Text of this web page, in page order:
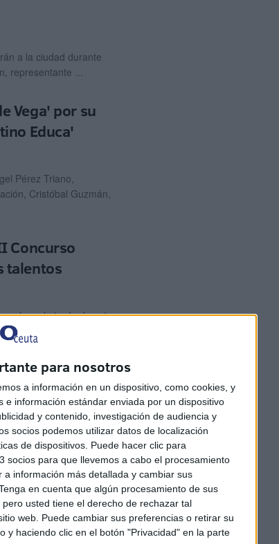
para nosotros
a información en un dispositivo, como cookies, y
información estándar enviada por un dispositivo
y contenido, investigación de audiencia y
socios podemos utilizar datos de localización
de dispositivos. Puede hacer clic para
socios para que llevemos a cabo el procesamiento
información más detallada y cambiar sus
en cuenta que algún procesamiento de sus
usted tiene el derecho de rechazar tal
web. Puede cambiar sus preferencias o retirar su
y haciendo clic en el botón "Privacidad" en la parte
a la ciudad durante
representante ...
Vega' por su
Educa'
Pérez Triano,
Cristóbal Guzmán,
Concurso
talentos
gala en la tarde de este
puertas a
Internacional de
en ...
en